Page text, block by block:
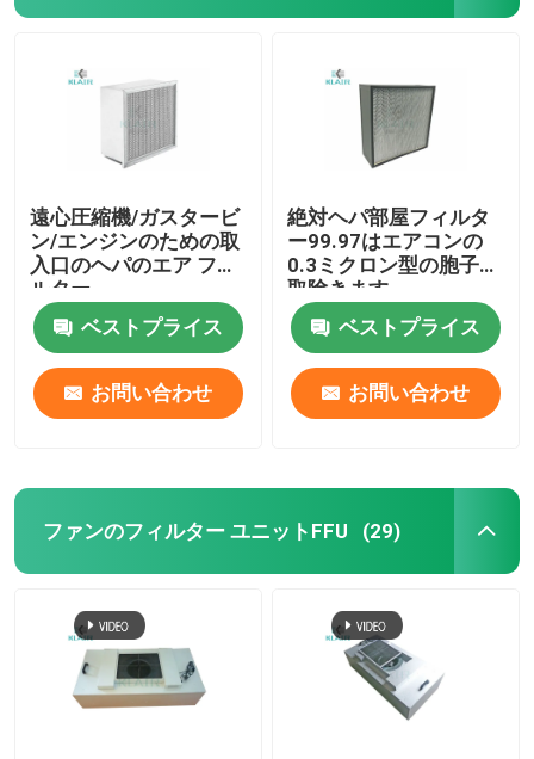
遠心圧縮機/ガスタービ
ン/エンジンのための取
入口のヘパのエア フィ
ルター
ベストプライス
お問い合わせ
絶対ヘパ部屋フィルタ
ー99.97はエアコンの
0.3ミクロン型の胞子を
取除きます
ベストプライス
お問い合わせ
ファンのフィルター ユニットFFU (29)